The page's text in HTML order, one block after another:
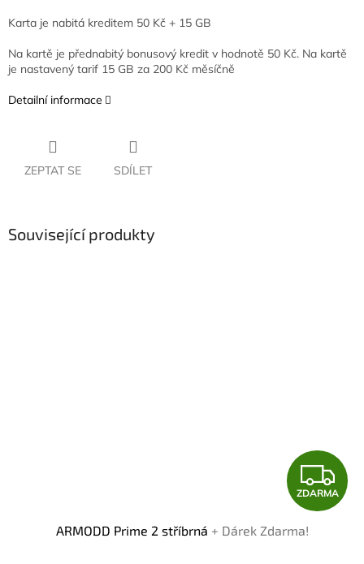
Karta je nabitá kreditem 50 Kč + 15 GB
Na kartě je přednabitý bonusový kredit v hodnotě 50 Kč. Na kartě
je nastavený tarif 15 GB za 200 Kč měsíčně
Detailní informace
ZEPTAT SE SDÍLET
Související produkty
Z
D
ZDARMA
ARMODD Prime 2 stříbrná + Dárek Zdarma!